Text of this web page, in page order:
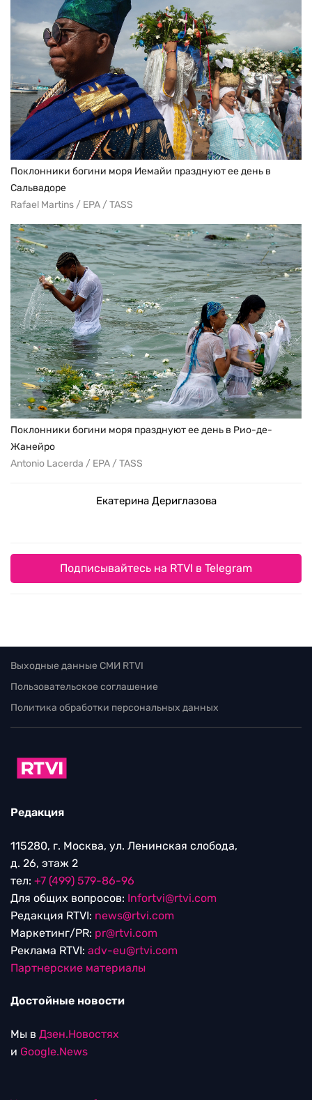
Поклонники богини моря Иемайи празднуют ее день в
Сальвадоре
Rafael Martins / EPA / TASS
Поклонники богини моря празднуют ее день в Рио-де-
Жанейро
Antonio Lacerda / EPA / TASS
Екатерина Дериглазова
Подписывайтесь на RTVI в Telegram
Выходные данные СМИ RTVI
Пользовательское соглашение
Политика обработки персональных данных
Редакция
115280, г. Москва, ул. Ленинская слобода,
д. 26, этаж 2
тел: +7 (499) 579-86-96
Для общих вопросов: Infortvi@rtvi.com
Редакция RTVI: news@rtvi.com
Маркетинг/PR: pr@rtvi.com
Реклама RTVI: adv-eu@rtvi.com
Партнерские материалы
Достойные новости
Мы в Дзен.Новостях
и Google.News